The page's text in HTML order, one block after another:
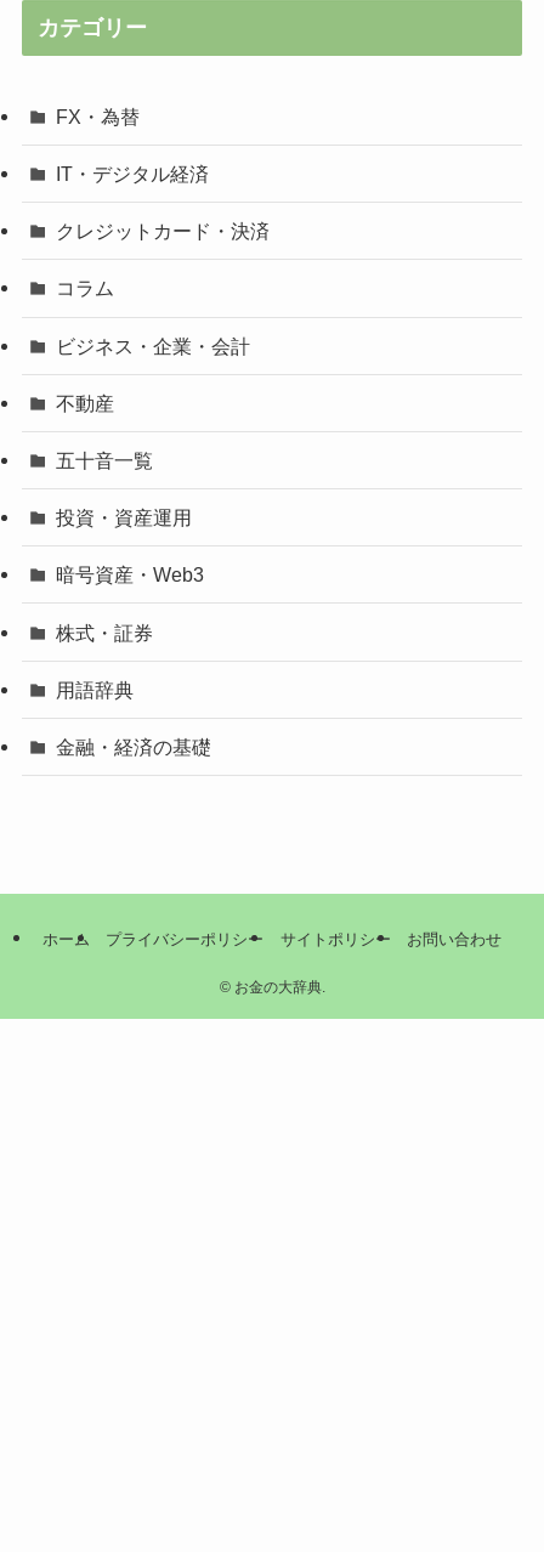
カテゴリー
FX・為替
IT・デジタル経済
クレジットカード・決済
コラム
ビジネス・企業・会計
不動産
五十音一覧
投資・資産運用
暗号資産・Web3
株式・証券
用語辞典
金融・経済の基礎
ホーム プライバシーポリシー サイトポリシー お問い合わせ
©お金の大辞典.